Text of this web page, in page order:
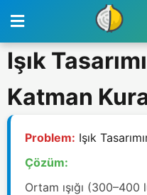
Işık
Katman
Problem: Işık
Çözüm:
Ortam ışığı (300–400